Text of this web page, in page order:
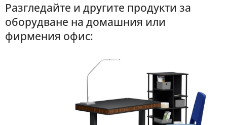
Разгледайте и другите продукти за
оборудване на домашния или
фирмения офис: